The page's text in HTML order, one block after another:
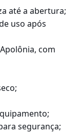
até a abertura;
uso após
com
segurança;